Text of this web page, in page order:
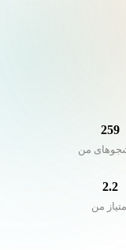
259
من
2.2
امتیاز من